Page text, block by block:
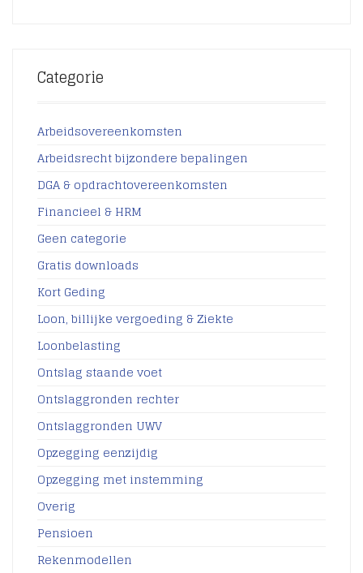
Categorie
Arbeidsovereenkomsten
Arbeidsrecht bijzondere bepalingen
DGA & opdrachtovereenkomsten
Financieel & HRM
Geen categorie
Gratis downloads
Kort Geding
Loon, billijke vergoeding & Ziekte
Loonbelasting
Ontslag staande voet
Ontslaggronden rechter
Ontslaggronden UWV
Opzegging eenzijdig
Opzegging met instemming
Overig
Pensioen
Rekenmodellen